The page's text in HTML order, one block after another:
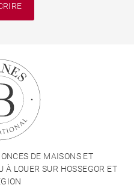
DE MAISONS ET
À LOUER SUR HOSSEGOR ET